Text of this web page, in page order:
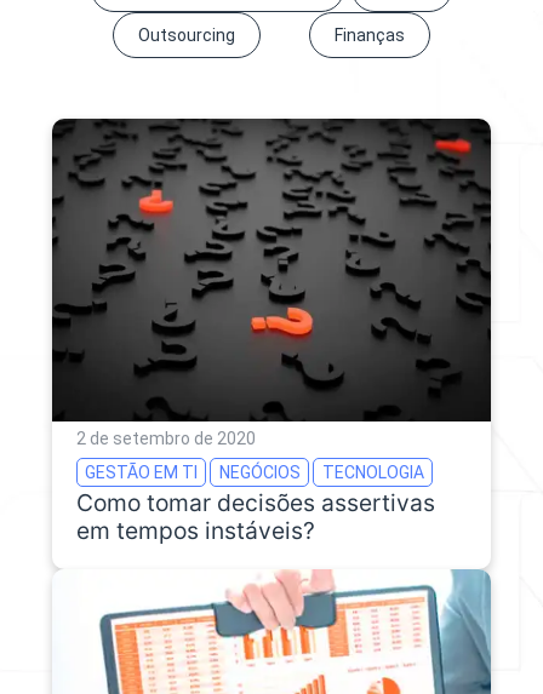
Outsourcing Finanças
2 de setembro de 2020
GESTÃO EM TI
NEGÓCIOS TECNOLOGIA
Como tomar decisões assertivas
em tempos instáveis?